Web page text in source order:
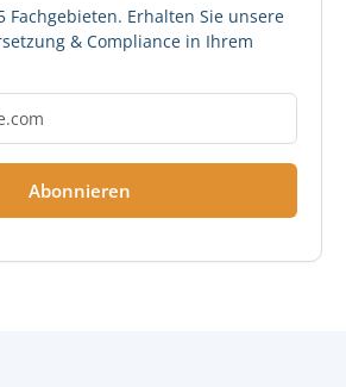
Fachgebieten. Erhalten Sie unsere
& Compliance in Ihrem
Abonnieren